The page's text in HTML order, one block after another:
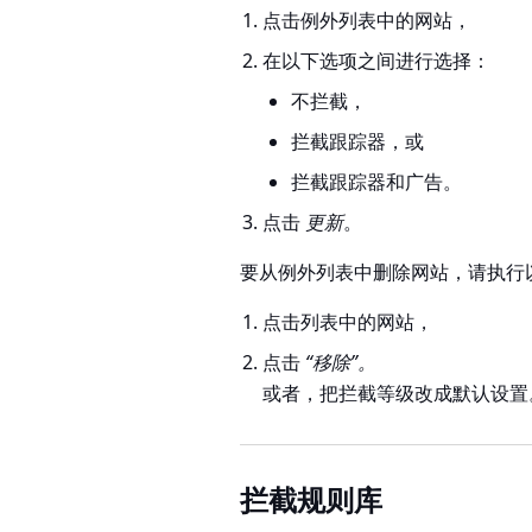
点击例外列表中的网站，
在以下选项之间进行选择：
不拦截，
拦截跟踪器，或
拦截跟踪器和广告。
点击 更新。
要从例外列表中删除网站，请执行
点击列表中的网站，
点击 “移除”。
或者，把拦截等级改成默认设置
拦截规则库